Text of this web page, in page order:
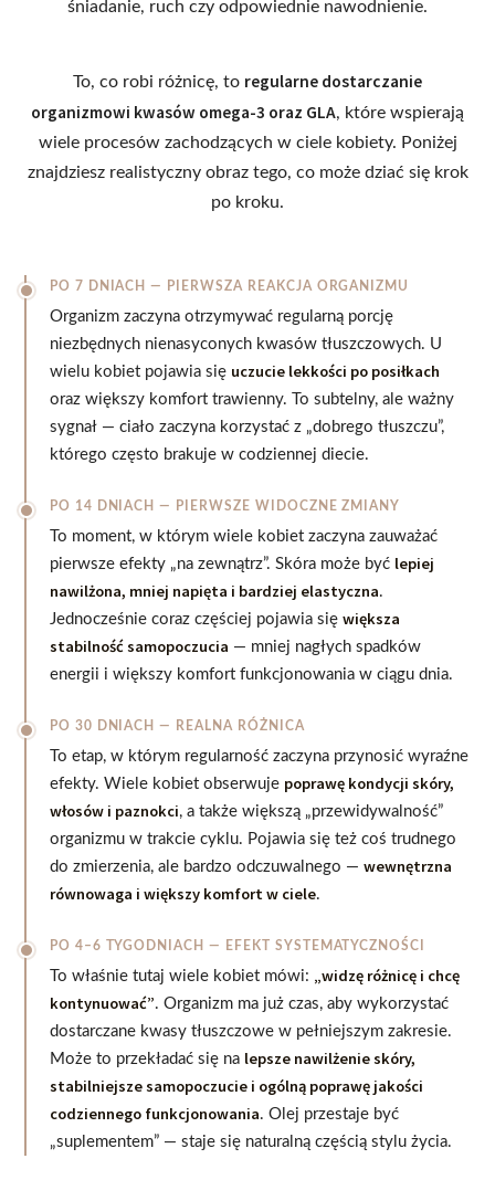
śniadanie, ruch czy odpowiednie nawodnienie.
To, co robi różnicę, to regularne dostarczanie
organizmowi kwasów omega-3 oraz GLA, które wspierają
wiele procesów zachodzących w ciele kobiety. Poniżej
znajdziesz realistyczny obraz tego, co może dziać się krok
po kroku.
PO 7 DNIACH — PIERWSZA REAKCJA ORGANIZMU
Organizm zaczyna otrzymywać regularną porcję
niezbędnych nienasyconych kwasów tłuszczowych. U
wielu kobiet pojawia się uczucie lekkości po posiłkach
oraz większy komfort trawienny. To subtelny, ale ważny
sygnał — ciało zaczyna korzystać z „dobrego tłuszczu”,
którego często brakuje w codziennej diecie.
PO 14 DNIACH — PIERWSZE WIDOCZNE ZMIANY
To moment, w którym wiele kobiet zaczyna zauważać
pierwsze efekty „na zewnątrz”. Skóra może być lepiej
nawilżona, mniej napięta i bardziej elastyczna.
Jednocześnie coraz częściej pojawia się większa
stabilność samopoczucia — mniej nagłych spadków
energii i większy komfort funkcjonowania w ciągu dnia.
PO 30 DNIACH — REALNA RÓŻNICA
To etap, w którym regularność zaczyna przynosić wyraźne
efekty. Wiele kobiet obserwuje poprawę kondycji skóry,
włosów i paznokci, a także większą „przewidywalność”
organizmu w trakcie cyklu. Pojawia się też coś trudnego
do zmierzenia, ale bardzo odczuwalnego — wewnętrzna
równowaga i większy komfort w ciele.
PO 4–6 TYGODNIACH — EFEKT SYSTEMATYCZNOŚCI
To właśnie tutaj wiele kobiet mówi: „widzę różnicę i chcę
kontynuować”. Organizm ma już czas, aby wykorzystać
dostarczane kwasy tłuszczowe w pełniejszym zakresie.
Może to przekładać się na lepsze nawilżenie skóry,
stabilniejsze samopoczucie i ogólną poprawę jakości
codziennego funkcjonowania. Olej przestaje być
„suplementem” — staje się naturalną częścią stylu życia.